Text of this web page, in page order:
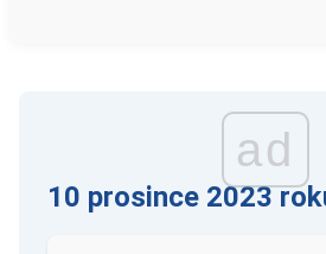
ad
10 prosince 2023